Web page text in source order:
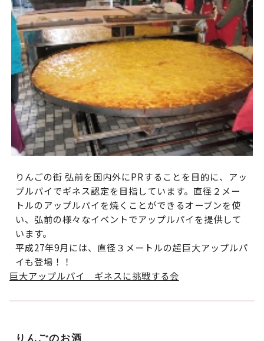
りんごの街 弘前を国内外にPRすることを目的に、アッ
プルパイでギネス認定を目指しています。直径２メー
トルのアップルパイを焼くことができるオーブンを使
い、弘前の様々なイベントでアップルパイを提供して
います。
平成27年9月には、直径３メートルの超巨大アップルパ
イも登場！！
巨大アップルパイ ギネスに挑戦する会
りんごのお酒